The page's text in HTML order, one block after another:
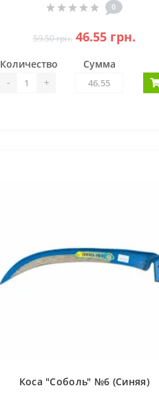
0
59.50 грн. 46.55 грн.
Количество
- +
Сумма
Коса "Соболь" №6 (Синяя)